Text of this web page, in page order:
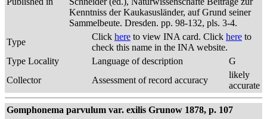
Kenntniss der Kaukasusländer, auf Grund seiner
Sammelbeute. Dresden. pp. 98-132, pls. 3-4.
Type
Click here to view INA card. Click here to
check this name in the INA website.
Type Locality
Language of description
G
Collector
Assessment of record accuracy
likely
accurate
Gomphonema parvulum var. exilis Grunow 1878, p. 107